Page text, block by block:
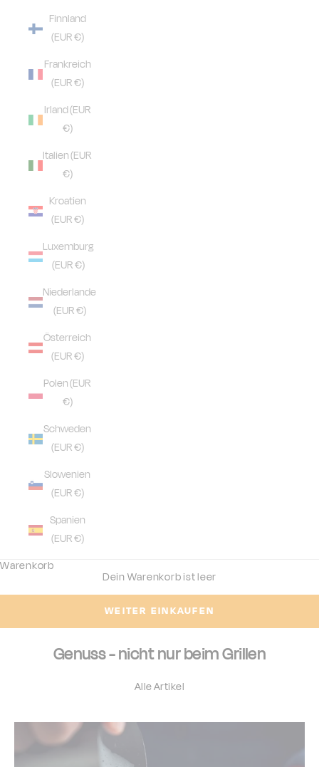
Finnland
(EUR €)
Frankreich
(EUR €)
Irland (EUR
€)
Italien (EUR
€)
Kroatien
(EUR €)
Luxemburg
(EUR €)
Niederlande
(EUR €)
Österreich
(EUR €)
Polen (EUR
€)
Schweden
(EUR €)
Slowenien
(EUR €)
Spanien
(EUR €)
Warenkorb
Dein Warenkorb ist leer
WEITER EINKAUFEN
Genuss - nicht nur beim Grillen
Alle Artikel